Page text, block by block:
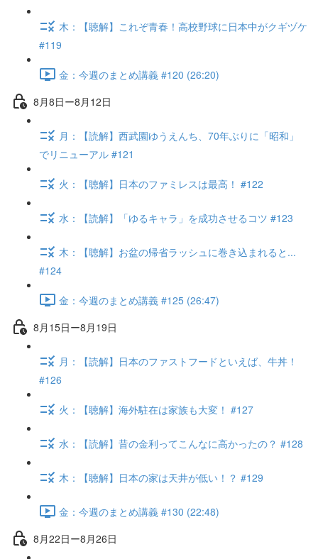
木：【聴解】これぞ青春！高校野球に日本中がクギヅケ
#119
金：今週のまとめ講義 #120 (26:20)
8月8日ー8月12日
月：【読解】西武園ゆうえんち、70年ぶりに「昭和」
でリニューアル #121
火：【聴解】日本のファミレスは最高！ #122
水：【読解】「ゆるキャラ」を成功させるコツ #123
木：【聴解】お盆の帰省ラッシュに巻き込まれると...
#124
金：今週のまとめ講義 #125 (26:47)
8月15日ー8月19日
月：【読解】日本のファストフードといえば、牛丼！
#126
火：【聴解】海外駐在は家族も大変！ #127
水：【読解】昔の金利ってこんなに高かったの？ #128
木：【聴解】日本の家は天井が低い！？ #129
金：今週のまとめ講義 #130 (22:48)
8月22日ー8月26日